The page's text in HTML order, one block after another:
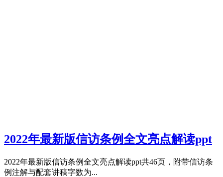
2022年最新版信访条例全文亮点解读ppt
2022年最新版信访条例全文亮点解读ppt共46页，附带信访条
例注解与配套讲稿字数为...